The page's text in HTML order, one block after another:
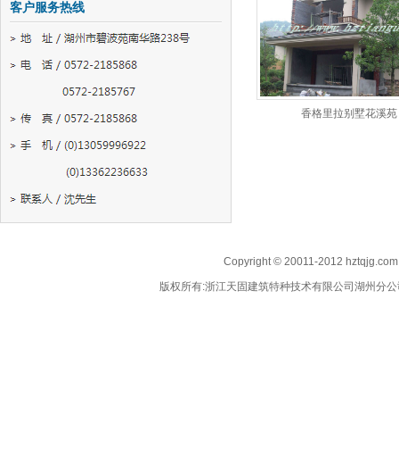
客户服务热线
香格里拉别墅花溪苑
Copyright © 20011-2012
版权所有:浙江天固建筑特种技术有限公司湖州分